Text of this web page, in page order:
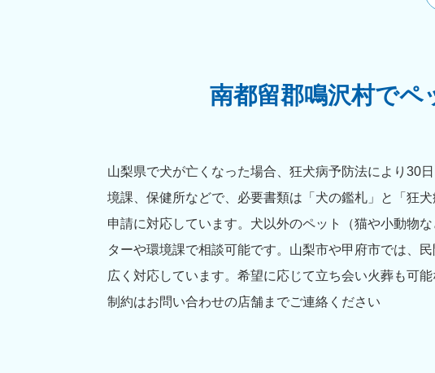
南都留郡鳴沢村でペ
山梨県で犬が亡くなった場合、狂犬病予防法により30
境課、保健所などで、必要書類は「犬の鑑札」と「狂
申請に対応しています。犬以外のペット（猫や小動物
ターや環境課で相談可能です。山梨市や甲府市では、
広く対応しています。希望に応じて立ち会い火葬も可
制約はお問い合わせの店舗までご連絡ください